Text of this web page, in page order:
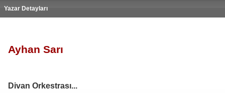
Yazar Detayları
Ayhan Sarı
Divan Orkestrası...